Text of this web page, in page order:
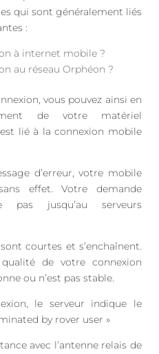
qui sont généralement liés
:
à internet mobile ?
au réseau Orphéon ?
vous pouvez ainsi en
de votre matériel
lié à la connexion mobile
d’erreur, votre mobile
effet. Votre demande
pas jusqu’au serveurs
courtes et s’enchaînent.
de votre connexion
ou n’est pas stable.
le serveur indique le
by rover user »
avec l’antenne relais de